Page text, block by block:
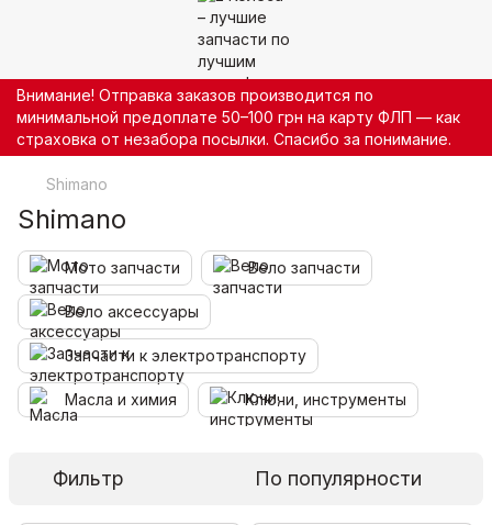
Внимание! Отправка заказов производится по
минимальной предоплате 50–100 грн на карту ФЛП — как
страховка от незабора посылки. Спасибо за понимание.
Shimano
Shimano
Мото запчасти Вело запчасти
Вело аксессуары
Запчасти к электротранспорту
Масла и химия Ключи, инструменты
Фильтр По популярности